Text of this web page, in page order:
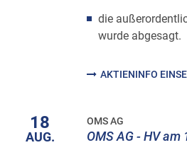
die
wurde abgesagt.
AKTIENINFO
18
AUG.
OMS AG
OMS AG - HV am